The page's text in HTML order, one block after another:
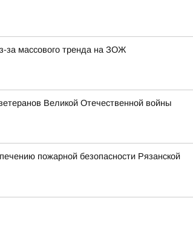
за массового тренда на ЗОЖ
Великой Отечественной войны
пожарной безопасности Рязанской